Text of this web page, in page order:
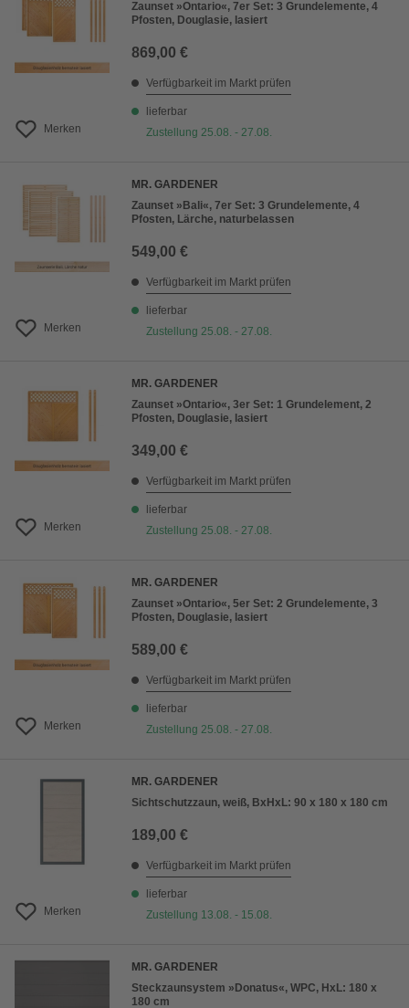
Merken
Zaunset »Ontario«, 7er Set: 3 Grundelemente, 4
Pfosten, Douglasie, lasiert
869,00 €
Verfügbarkeit im Markt prüfen
lieferbar
Zustellung 25.08. - 27.08.
Merken
MR. GARDENER
Zaunset »Bali«, 7er Set: 3 Grundelemente, 4
Pfosten, Lärche, naturbelassen
549,00 €
Verfügbarkeit im Markt prüfen
lieferbar
Zustellung 25.08. - 27.08.
Merken
MR. GARDENER
Zaunset »Ontario«, 3er Set: 1 Grundelement, 2
Pfosten, Douglasie, lasiert
349,00 €
Verfügbarkeit im Markt prüfen
lieferbar
Zustellung 25.08. - 27.08.
Merken
MR. GARDENER
Zaunset »Ontario«, 5er Set: 2 Grundelemente, 3
Pfosten, Douglasie, lasiert
589,00 €
Verfügbarkeit im Markt prüfen
lieferbar
Zustellung 25.08. - 27.08.
Merken
MR. GARDENER
Sichtschutzzaun, weiß, BxHxL: 90 x 180 x 180 cm
189,00 €
Verfügbarkeit im Markt prüfen
lieferbar
Zustellung 13.08. - 15.08.
MR. GARDENER
Steckzaunsystem »Donatus«, WPC, HxL: 180 x
180 cm